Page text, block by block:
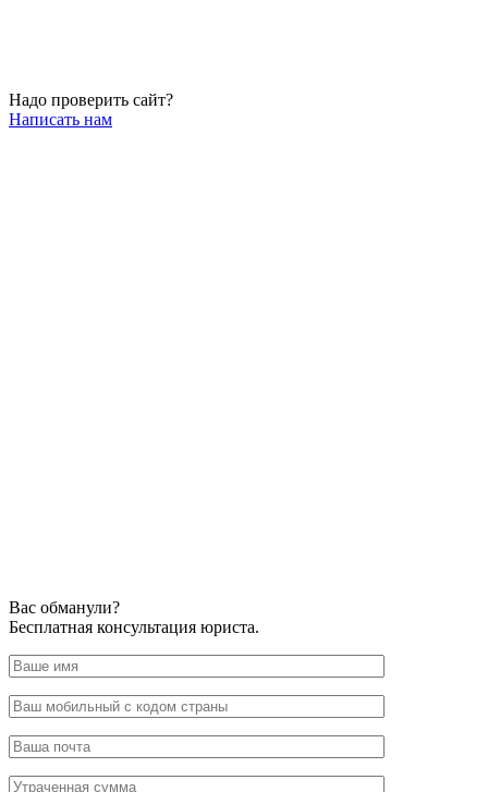
Надо проверить сайт?
Написать нам
Вас обманули?
Бесплатная консультация юриста.